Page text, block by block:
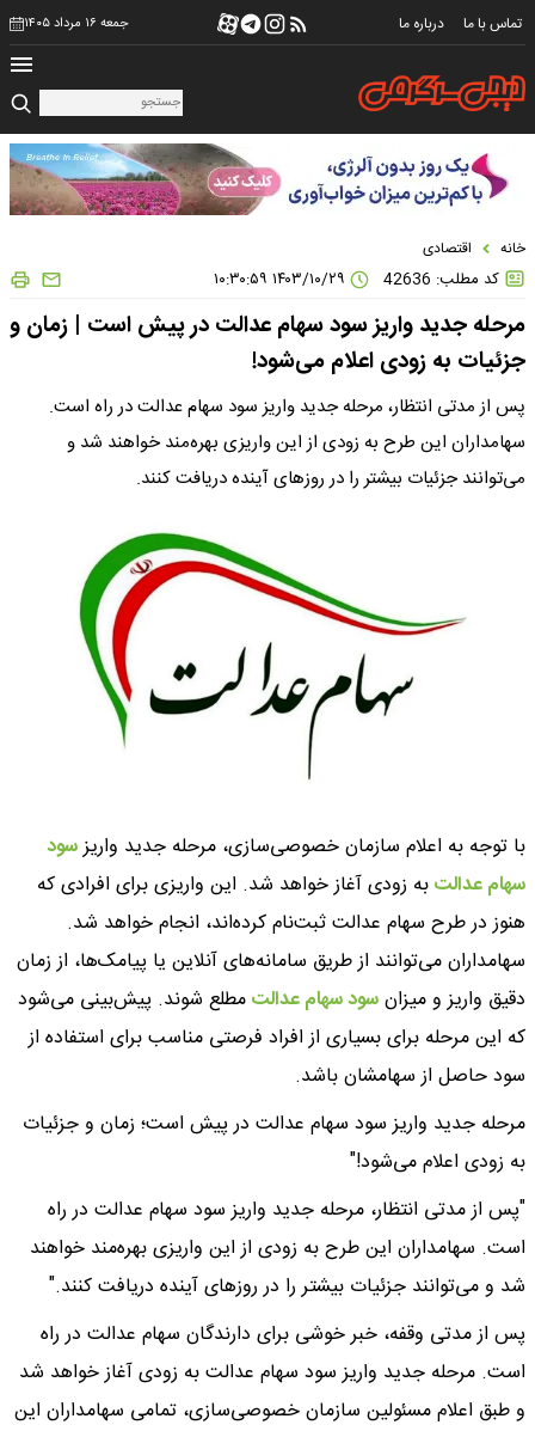
تماس با ما درباره ما جمعه ۱۶ مرداد ۱۴۰۵
خانه اقتصادی
کد مطلب: 42636
مرحله جدید واریز سود سهام عدالت در پیش است | زمان و
جزئیات به زودی اعلام می‌شود!
پس از مدتی انتظار، مرحله جدید واریز سود سهام عدالت در راه است.
سهامداران این طرح به زودی از این واریزی بهره‌مند خواهند شد و
می‌توانند جزئیات بیشتر را در روزهای آینده دریافت کنند.
با توجه به اعلام سازمان خصوصی‌سازی، مرحله جدید واریزسود
سهام عدالتبه زودی آغاز خواهد شد. این واریزی برای افرادی که
هنوز در طرح سهام عدالت ثبت‌نام کرده‌اند، انجام خواهد شد.
سهامداران می‌توانند از طریق سامانه‌های آنلاین یا پیامک‌ها، از زمان
دقیق واریز و میزانسود سهام عدالتمطلع شوند. پیش‌بینی می‌شود
که این مرحله برای بسیاری از افراد فرصتی مناسب برای استفاده از
سود حاصل از سهامشان باشد.
مرحله جدید واریز سود سهام عدالت در پیش است؛ زمان و جزئیات
به زودی اعلام می‌شود!"
"پس از مدتی انتظار، مرحله جدید واریز سود سهام عدالت در راه
است. سهامداران این طرح به زودی از این واریزی بهره‌مند خواهند
شد و می‌توانند جزئیات بیشتر را در روزهای آینده دریافت کنند."
پس از مدتی وقفه، خبر خوشی برای دارندگان سهام عدالت در راه
است. مرحله جدید واریز سود سهام عدالت به زودی آغاز خواهد شد
و طبق اعلام مسئولین سازمان خصوصی‌سازی، تمامی سهامداران این